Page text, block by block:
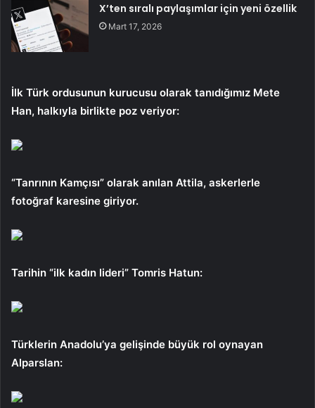
X’ten sıralı paylaşımlar için yeni özellik
Mart 17, 2026
İlk Türk ordusunun kurucusu olarak tanıdığımız Mete
Han, halkıyla birlikte poz veriyor:
“Tanrının Kamçısı” olarak anılan Attila, askerlerle
fotoğraf karesine giriyor.
Tarihin “ilk kadın lideri” Tomris Hatun:
Türklerin Anadolu’ya gelişinde büyük rol oynayan
Alparslan: